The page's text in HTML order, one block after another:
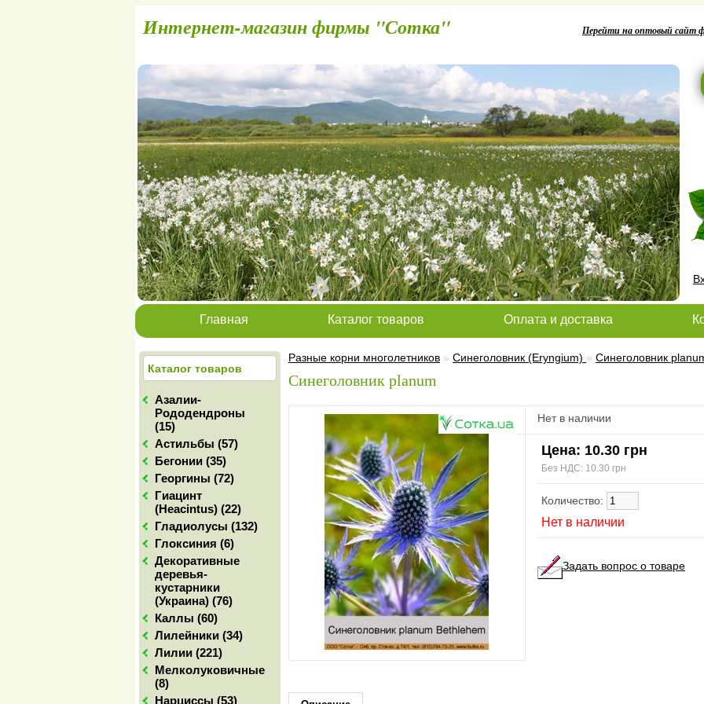
Интернет-магазин фирмы "Сотка" Перейти на оптовый
Главная Каталог товаров Оплата и доставка
Каталог товаров
Азалии-
Рододендроны
(15)
Астильбы (57)
Бегонии (35)
Георгины (72)
Гиацинт
(Heacintus) (22)
Гладиолусы (132)
Глоксиния (6)
Декоративные
деревья-
кустарники
(Украина) (76)
Каллы (60)
Лилейники (34)
Лилии (221)
Мелколуковичные
(8)
Нарциссы (53)
Разные корни многолетников » Синеголовник (Eryngium) » Синеголовник
Синеголовник planum
Нет в наличии
Цена: 10.30 грн
Без НДС: 10.30 грн
Количество:
Нет в наличии
Задать вопрос о товаре